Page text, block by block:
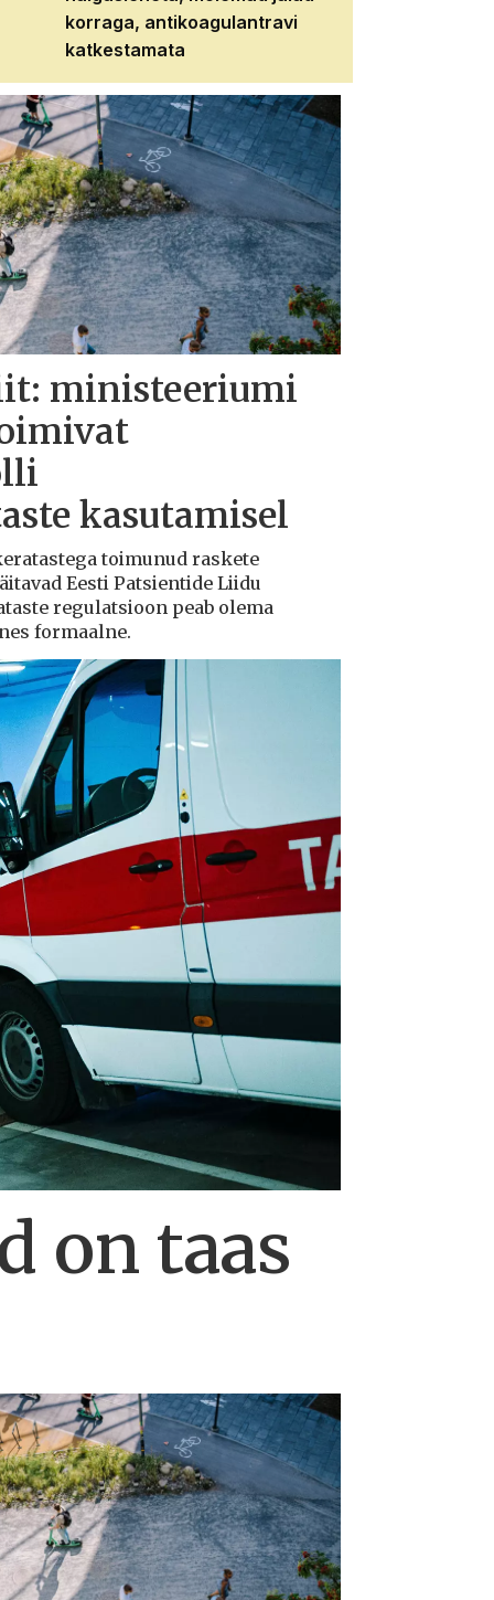
korraga, antikoagulantravi
katkestamata
ministeeriumi
kasutamisel
toimunud raskete
Eesti Patsientide Liidu
regulatsioon peab olema
formaalne.
on taas